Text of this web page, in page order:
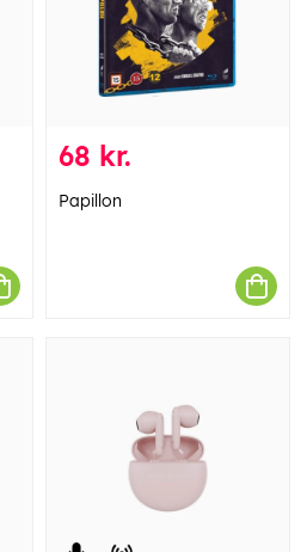
68 kr.
Papillon